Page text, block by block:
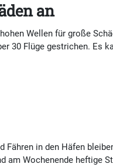
an
Wellen für große
30 Flüge gestrichen. Es
in den Häfen
am Wochenende heftige